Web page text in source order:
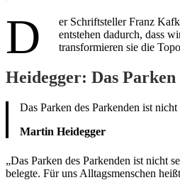
D
er Schriftsteller Franz
entstehen dadurch, dass
transformieren sie die
Heidegger: Das Parken
Das Parken des Parkenden ist
Martin Heidegger
„Das Parken des Parkenden ist nicht
belegte. Für uns Alltagsmenschen